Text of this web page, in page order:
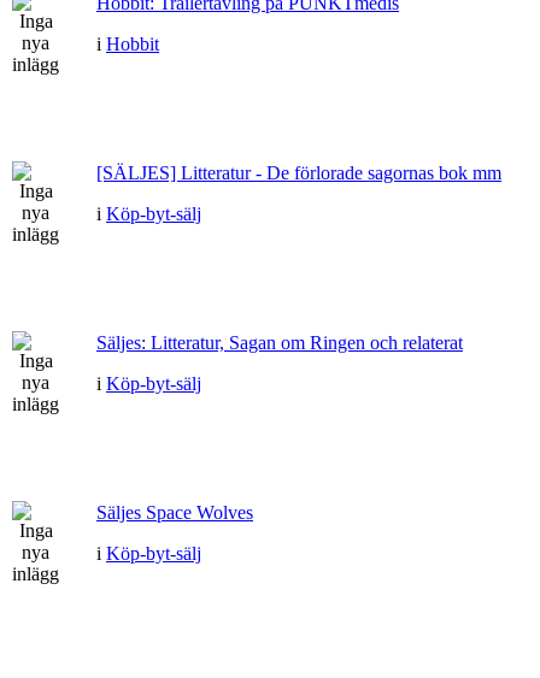
i Hobbit
[SÄLJES] Litteratur - De förlorade sagornas bok mm
i Köp-byt-sälj
Säljes: Litteratur, Sagan om Ringen och relaterat
i Köp-byt-sälj
Säljes Space Wolves
i Köp-byt-sälj